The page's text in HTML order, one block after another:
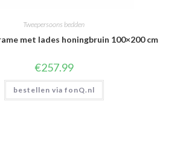
Tweepersoons bedden
met lades honingbruin 100×200 cm
€257.99
bestellen via fonQ.nl